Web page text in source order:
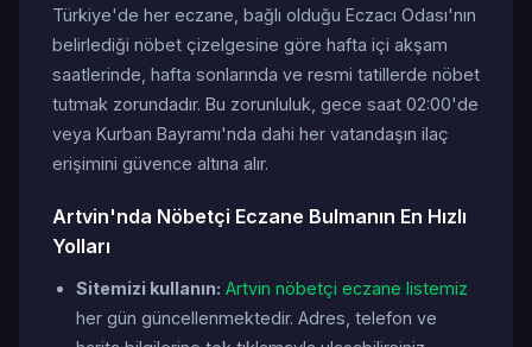
Türkiye'de her eczane, bağlı olduğu Eczacı Odası'nın
belirlediği nöbet çizelgesine göre hafta içi akşam
saatlerinde, hafta sonlarında ve resmi tatillerde nöbet
tutmak zorundadır. Bu zorunluluk, gece saat 02:00'de
veya Kurban Bayramı'nda dahi her vatandaşın ilaç
erişimini güvence altına alır.
Artvin'nda Nöbetçi Eczane Bulmanın En Hızlı
Yolları
Sitemizi kullanın: Artvin nöbetçi eczane listemiz
her gün güncellenmektedir. Adres, telefon ve